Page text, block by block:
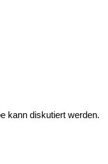
kann diskutiert werden.